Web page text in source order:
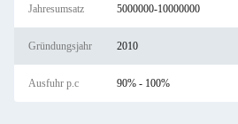
Jahresumsatz 5000000-10000000
Gründungsjahr 2010
Ausfuhr p.c 90% - 100%